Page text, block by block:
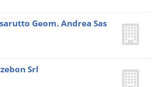
Geom. Andrea Sas
Srl